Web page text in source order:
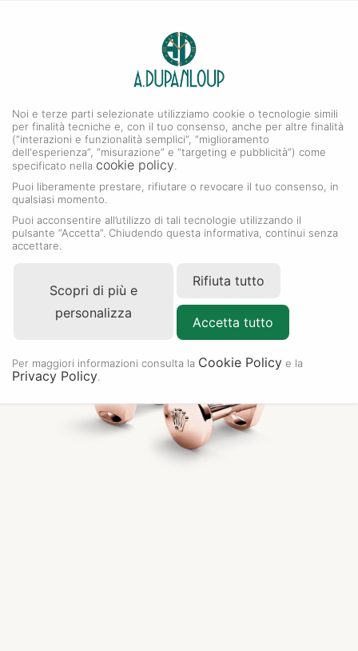
Accessori Rolex
Noi e terze parti selezionate utilizziamo cookie o tecnologie simili
per finalità tecniche e, con il tuo consenso, anche per altre finalità
(“interazioni e funzionalità semplici”, “miglioramento
dell'esperienza”, “misurazione” e “targeting e pubblicità”) come
specificato nella cookie policy
Puoi liberamente prestare, rifiutare o revocare il tuo consenso, in
qualsiasi momento.
Puoi acconsentire all’utilizzo di tali tecnologie utilizzando il
pulsante “Accetta”. Chiudendo questa informativa, continui senza
accettare.
Scopri di più e
personalizza
Rifiuta tutto
Accetta tutto
Per maggiori informazioni consulta la Cookie Policy e la
Privacy Policy